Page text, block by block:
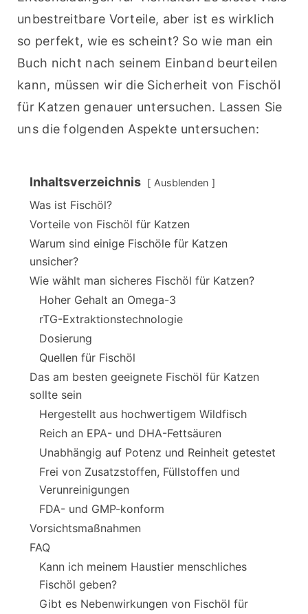
unbestreitbare Vorteile, aber ist es wirklich
so perfekt, wie es scheint? So wie man ein
Buch nicht nach seinem Einband beurteilen
kann, müssen wir die Sicherheit von Fischöl
für Katzen genauer untersuchen. Lassen Sie
uns die folgenden Aspekte untersuchen:
Inhaltsverzeichnis Ausblenden
Was ist Fischöl?
Vorteile von Fischöl für Katzen
Warum sind einige Fischöle für Katzen
unsicher?
Wie wählt man sicheres Fischöl für Katzen?
Hoher Gehalt an Omega-3
rTG-Extraktionstechnologie
Dosierung
Quellen für Fischöl
Das am besten geeignete Fischöl für Katzen
sollte sein
Hergestellt aus hochwertigem Wildfisch
Reich an EPA- und DHA-Fettsäuren
Unabhängig auf Potenz und Reinheit getestet
Frei von Zusatzstoffen, Füllstoffen und
Verunreinigungen
FDA- und GMP-konform
Vorsichtsmaßnahmen
FAQ
Kann ich meinem Haustier menschliches
Fischöl geben?
Gibt es Nebenwirkungen von Fischöl für